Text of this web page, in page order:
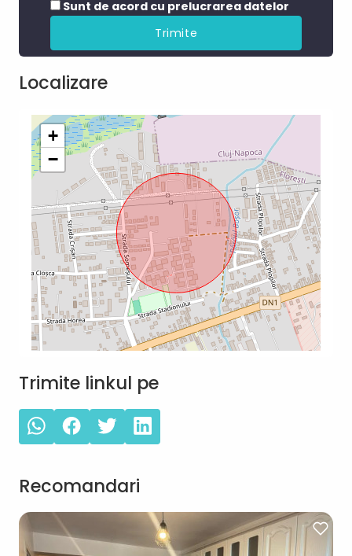
Sunt de acord cu prelucrarea datelor
Localizare
+
−
Trimite linkul pe
Recomandari